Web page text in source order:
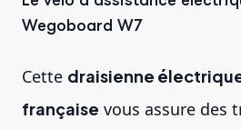
Wegoboard W7
Cette draisienne
française vous assure des